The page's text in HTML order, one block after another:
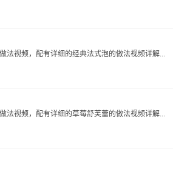
法视频，配有详细的经典法式泡的做法视频详解...
法视频，配有详细的草莓舒芙蕾的做法视频详解...